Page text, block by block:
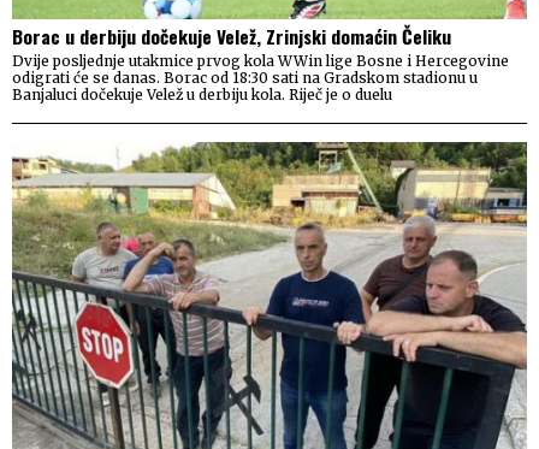
Borac u derbiju dočekuje Velež, Zrinjski domaćin Čeliku
Dvije posljednje utakmice prvog kola WWin lige Bosne i Hercegovine
odigrati će se danas. Borac od 18:30 sati na Gradskom stadionu u
Banjaluci dočekuje Velež u derbiju kola. Riječ je o duelu